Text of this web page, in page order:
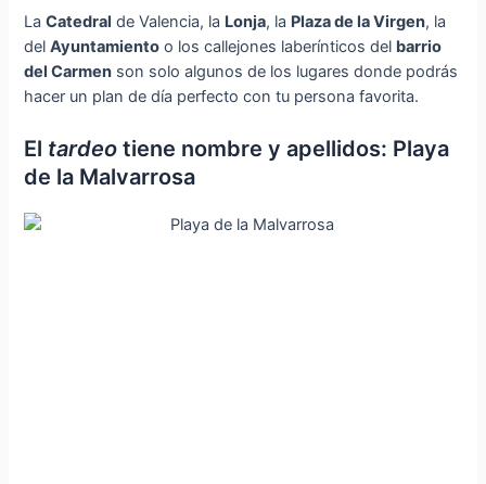
LaCatedral de Valencia, la Lonja, la Plaza de la Virgen, la
delAyuntamiento o los callejones laberínticos del barrio
del Carmen son solo algunos de los lugares donde podrás
hacer un plan de día perfecto con tu persona favorita.
El tardeo tiene nombre y apellidos: Playa
de la Malvarrosa